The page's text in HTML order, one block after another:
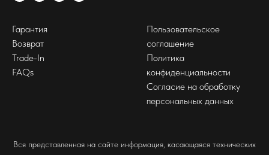
Гарантия
Возврат
Trade-In
FAQs
Пользовательское
соглашение
Политика
конфиденциальности
Согласие на обработку
персональных данных
Вся представленная на сайте информация, касающаяся технических